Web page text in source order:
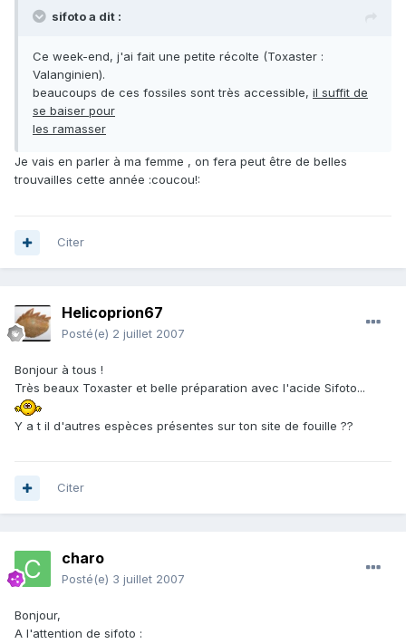
sifoto a dit :
Ce week-end, j'ai fait une petite récolte (Toxaster :
Valanginien).
beaucoups de ces fossiles sont très accessible, il suffit de
se baiser pour
les ramasser
Je vais en parler à ma femme , on fera peut être de belles
trouvailles cette année :coucou!:
Citer
Helicoprion67
Posté(e) 2 juillet 2007
Bonjour à tous !
Très beaux Toxaster et belle préparation avec l'acide Sifoto...
Y a t il d'autres espèces présentes sur ton site de fouille ??
Citer
charo
Posté(e) 3 juillet 2007
Bonjour,
A l'attention de sifoto :